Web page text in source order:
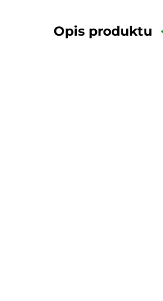
Opis produktu